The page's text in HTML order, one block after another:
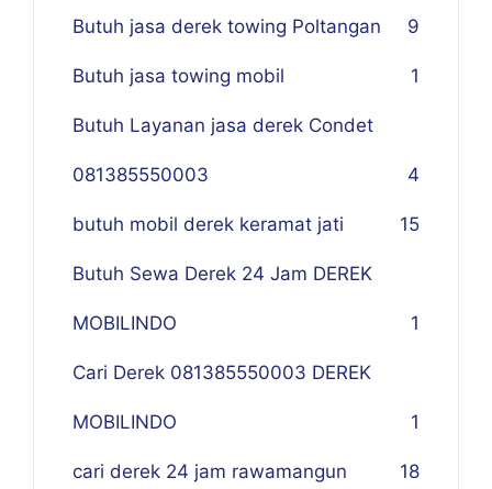
Butuh jasa derek towing Poltangan 9
Butuh jasa towing mobil 1
Butuh Layanan jasa derek Condet
081385550003 4
butuh mobil derek keramat jati 15
Butuh Sewa Derek 24 Jam DEREK
MOBILINDO 1
Cari Derek 081385550003 DEREK
MOBILINDO 1
cari derek 24 jam rawamangun 18